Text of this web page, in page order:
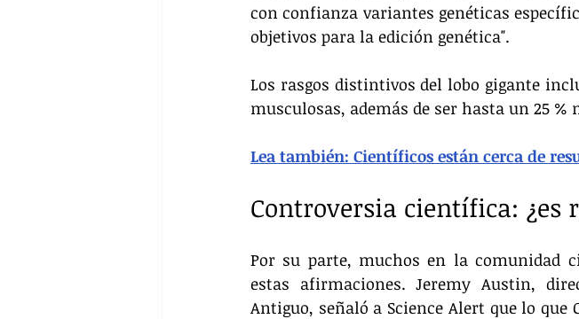
con confianza variantes genéticas
objetivos para la edición genética".
Los rasgos distintivos del lobo gigante
musculosas, además de ser hasta un 25 %
Lea también: Científicos están cerca de
Controversia científica: ¿es
Por su parte, muchos en la comunidad
estas afirmaciones. Jeremy Austin,
Antiguo, señaló a Science Alert que lo